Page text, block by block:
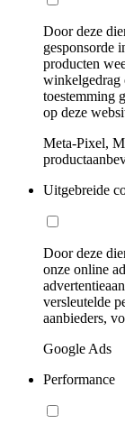
Door deze
gesponsorde
producten
winkelgedrag
toestemming
op deze
Meta-Pixel,
Uitgebreide
Door deze
onze online
versleutelde
aanbieders,
Google Ads
Performance